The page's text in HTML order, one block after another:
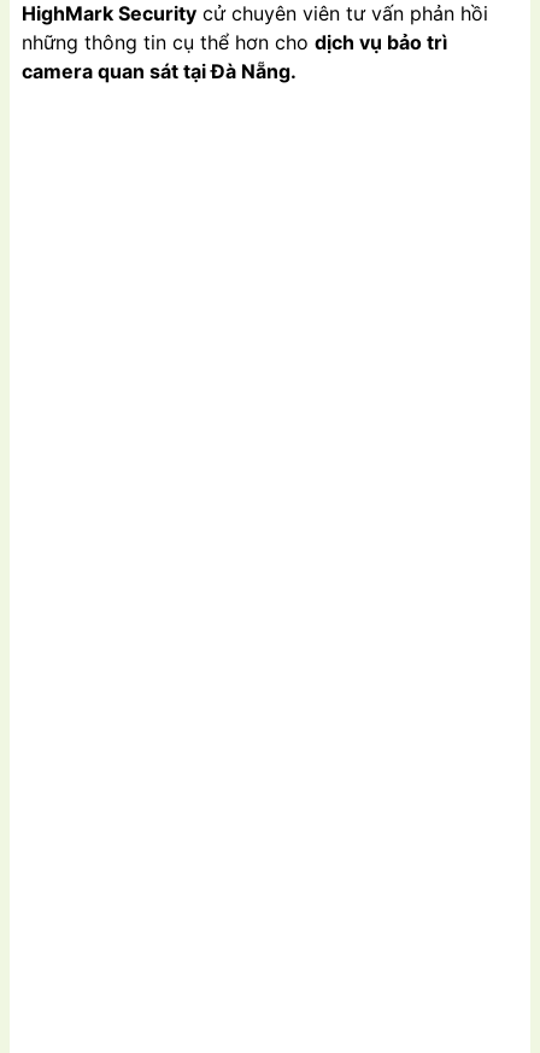
HighMark Security cử chuyên viên tư vấn phản hồi
những thông tin cụ thể hơn cho dịch vụ bảo trì
camera quan sát tại Đà Nẵng.